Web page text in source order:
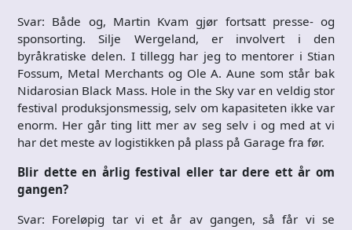
Svar: Både og, Martin Kvam gjør fortsatt presse- og
sponsorting. Silje Wergeland, er involvert i den
byråkratiske delen. I tillegg har jeg to mentorer i Stian
Fossum, Metal Merchants og Ole A. Aune som står bak
Nidarosian Black Mass. Hole in the Sky var en veldig stor
festival produksjonsmessig, selv om kapasiteten ikke var
enorm. Her går ting litt mer av seg selv i og med at vi
har det meste av logistikken på plass på Garage fra før.
Blir dette en årlig festival eller tar dere ett år om
gangen?
Svar: Foreløpig tar vi et år av gangen, så får vi se